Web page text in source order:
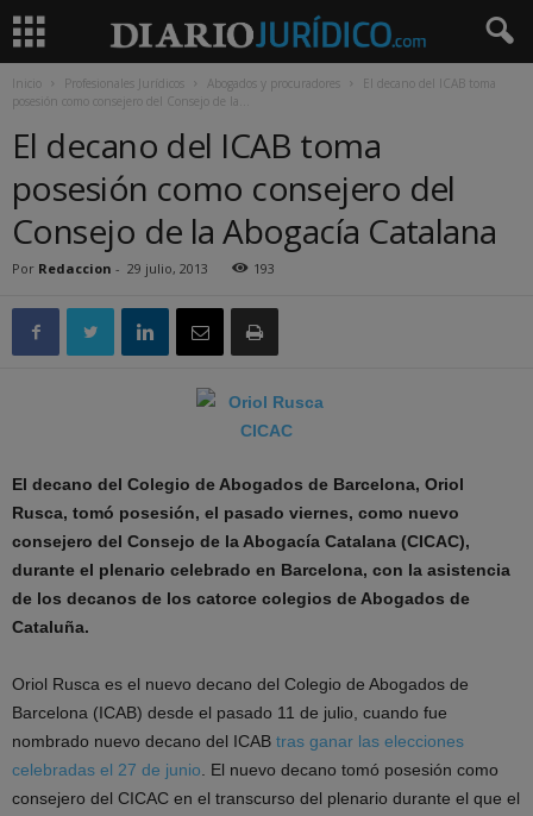
Inicio Profesionales Jurídicos Abogados y procuradores
El decano del ICAB toma
posesión como consejero del Consejo de la...
El decano del ICAB toma
posesión como consejero del
Consejo de la Abogacía Catalana
Por Redaccion - 29 julio, 2013 193
El decano del Colegio de Abogados de Barcelona, Oriol
Rusca, tomó posesión, el pasado viernes, como nuevo
consejero del Consejo de la Abogacía Catalana (CICAC),
durante el plenario celebrado en Barcelona, con la asistencia
de los decanos de los catorce colegios de Abogados de
Cataluña.
Oriol Rusca es el nuevo decano del Colegio de Abogados de
Barcelona (ICAB) desde el pasado 11 de julio, cuando fue
nombrado nuevo decano del ICAB tras ganar las elecciones
celebradas el 27 de junio . El nuevo decano tomó posesión como
consejero del CICAC en el transcurso del plenario durante el que el